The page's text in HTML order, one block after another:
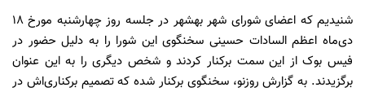
شنیدیم که اعضای شورای شهر بهشهر در جلسه روز چهارشنبه مورخ 18
دی‌ماه اعظم السادات حسینی سخنگوی این شورا را به دلیل حضور در
فیس بوک از این سمت برکنار کردند و شخص دیگری را به این عنوان
برگزیدند. به گزارش روزنو، سخنگوی برکنار شده که تصمیم برکناری‌اش در